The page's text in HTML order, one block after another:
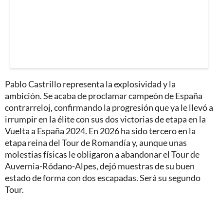
Pablo Castrillo representa la explosividad y la
ambición. Se acaba de proclamar campeón de España
contrarreloj, confirmando la progresión que ya le llevó a
irrumpir en la élite con sus dos victorias de etapa en la
Vuelta a España 2024. En 2026 ha sido tercero en la
etapa reina del Tour de Romandía y, aunque unas
molestias físicas le obligaron a abandonar el Tour de
Auvernia-Ródano-Alpes, dejó muestras de su buen
estado de forma con dos escapadas. Será su segundo
Tour.